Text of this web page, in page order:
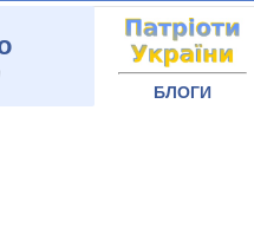
БЛОГИ